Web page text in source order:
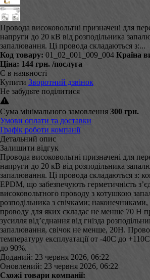
Провода високовольтні призначені для
напруги до 20 кВ від розподільника
запалювання. Ці провода складаються з:...
Код товару: 01_02_001_009_004 Країна
Ціна: 144 грн. /послуга
Є в наявності
Купити Зворотний дзвінок
Не забудьте поділитися
Сума мінімального замовлення 300 грн.
Умови оплати та доставки
Графік роботи компанії
Детальний опис
Залишити відгук
Провода високовольтні призначені для
напруги до 20 кВ від розподільника
запалювання. Ці провода складаються з:
EPDM, що забезпечують герметичність
високовольтного проводу з котушкою
розподільника з свічками; наконечниками,
проводу для яких складає не менше 70 Н
зусилля від’єднання від гнізда
запалювання, свічок не менше, 20Н.
температуру експлуатації от -40С до +110С
до 90%.
Доданий: 23 червня 2026, 06:22
Оновлений: 23 червня 2026, 06:22
Схожі товари компанії: